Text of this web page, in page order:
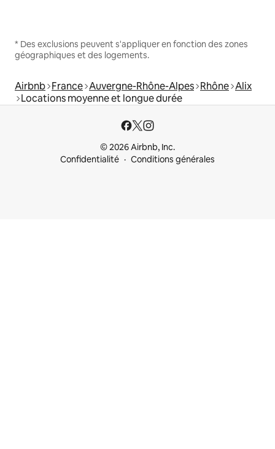
* Des exclusions peuvent s'appliquer en fonction des zones
géographiques et des logements.
Airbnb France Auvergne-Rhône-Alpes Rhône Alix
Locations moyenne et longue durée
© 2026 Airbnb, Inc.
Confidentialité
Conditions générales